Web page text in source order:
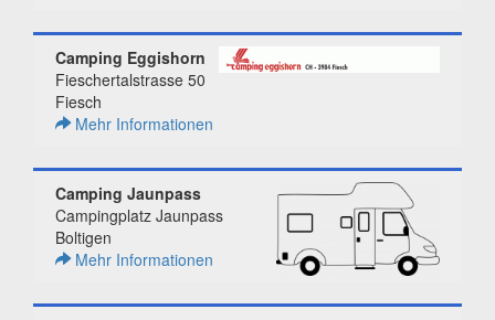
Camping Eggishorn
Fieschertalstrasse 50
Fiesch
Mehr Informationen
Camping Jaunpass
Campingplatz Jaunpass
Boltigen
Mehr Informationen